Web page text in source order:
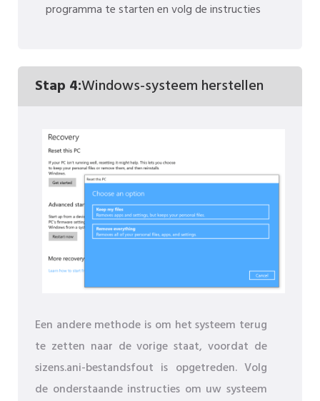
programma te starten en volg de instructies
Stap 4:Windows-systeem herstellen
Een andere methode is om het systeem terug
te zetten naar de vorige staat, voordat de
sizens.ani-bestandsfout is opgetreden. Volg
de onderstaande instructies om uw systeem